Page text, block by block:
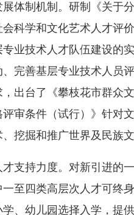
制机制。研制《关于分
科学和文化艺术人才评
业技术人才队伍建设的
、完善基层专业技术人员
出台了《攀枝花市群众
审条件（试行）》针对
挖掘和推广世界及民族
持力度。对新引进的一
至四类高层次人才可终
、幼儿园选择入学，提